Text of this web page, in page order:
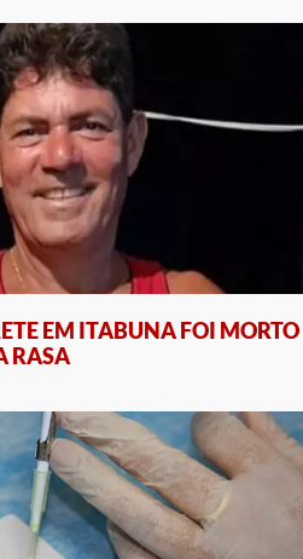
EM ITABUNA FOI MORTO
RASA